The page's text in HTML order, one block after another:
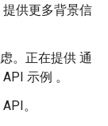
供更多背景信
。正在提供 通
示例 。
。